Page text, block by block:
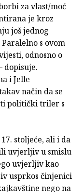
za vlast/moć
je kroz
još jednog
s ovom
odnosno o
dopisuje.
i Jelle
način da se
politički triler s
stoljeće, ali i da
uvjerljiv u smislu
uvjerljiv kao
usprkos činjenici
nego na